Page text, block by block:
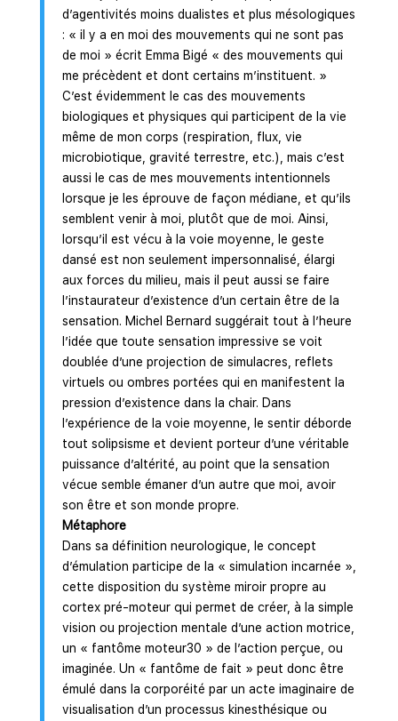
d’agentivités moins dualistes et plus mésologiques
: « il y a en moi des mouvements qui ne sont pas
de moi » écrit Emma Bigé « des mouvements qui
me précèdent et dont certains m’instituent. »
C’est évidemment le cas des mouvements
biologiques et physiques qui participent de la vie
même de mon corps (respiration, flux, vie
microbiotique, gravité terrestre, etc.), mais c’est
aussi le cas de mes mouvements intentionnels
lorsque je les éprouve de façon médiane, et qu’ils
semblent venir à moi, plutôt que de moi. Ainsi,
lorsqu’il est vécu à la voie moyenne, le geste
dansé est non seulement impersonnalisé, élargi
aux forces du milieu, mais il peut aussi se faire
l’instaurateur d’existence d’un certain être de la
sensation. Michel Bernard suggérait tout à l’heure
l’idée que toute sensation impressive se voit
doublée d’une projection de simulacres, reflets
virtuels ou ombres portées qui en manifestent la
pression d’existence dans la chair. Dans
l’expérience de la voie moyenne, le sentir déborde
tout solipsisme et devient porteur d’une véritable
puissance d’altérité, au point que la sensation
vécue semble émaner d’un autre que moi, avoir
son être et son monde propre.
Métaphore
Dans sa définition neurologique, le concept
d’émulation participe de la « simulation incarnée »,
cette disposition du système miroir propre au
cortex pré-moteur qui permet de créer, à la simple
vision ou projection mentale d’une action motrice,
un « fantôme moteur30 » de l’action perçue, ou
imaginée. Un « fantôme de fait » peut donc être
émulé dans la corporéité par un acte imaginaire de
visualisation d’un processus kinesthésique ou